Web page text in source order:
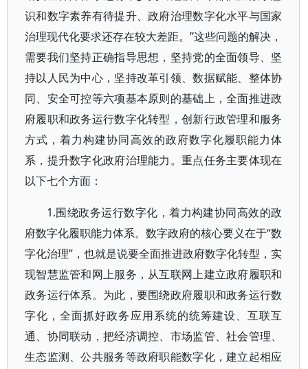
识和数字素养有待提升、政府治理数字化水平与国家
治理现代化要求还存在较大差距。”这些问题的解决，
需要我们坚持正确指导思想，坚持党的全面领导、坚
持以人民为中心，坚持改革引领、数据赋能、整体协
同、安全可控等六项基本原则的基础上，全面推进政
府履职和政务运行数字化转型，创新行政管理和服务
方式，着力构建协同高效的政府数字化履职能力体
系，提升数字化政府治理能力。重点任务主要体现在
以下七个方面：
1.围绕政务运行数字化，着力构建协同高效的政
府数字化履职能力体系。数字政府的核心要义在于“数
字化治理”，也就是说要全面推进政府数字化转型，实
现智慧监管和网上服务，从互联网上建立政府履职和
政务运行体系。为此，要围绕政府履职和政务运行数
字化，全面抓好政务应用系统的统筹建设、互联互
通、协同联动，把经济调控、市场监管、社会管理、
生态监测、公共服务等政府职能数字化，建立起相应